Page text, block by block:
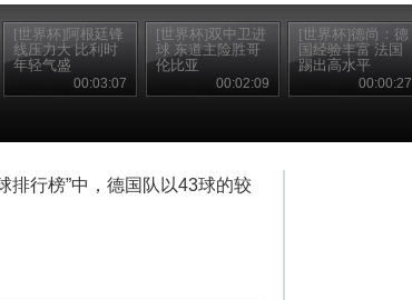
[世界杯]阿根廷锋
线压力大 比利时
年轻气盛
00:03:07
[世界杯]双中卫进
球 东道主险胜哥
伦比亚
00:02:09
[世界杯]德尚：德
国经验丰富 法国
踢出高水平
00:00:27
排行榜”中，德国队以43球的较